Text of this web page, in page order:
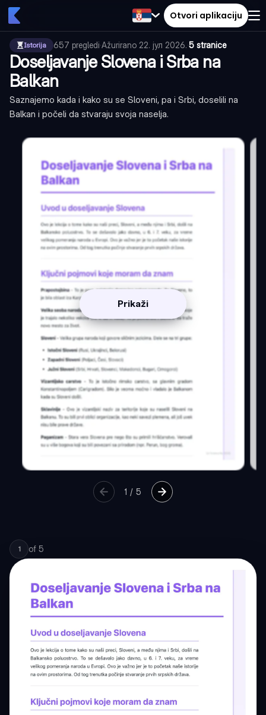
Otvori aplikaciju
Istorija 657 pregledi·Ažurirano 22. јул 2026.·5 stranice
Doseljavanje Slovena i Srba na
Balkan
Saznajemo kada i kako su se Sloveni, pa i Srbi, doselili na
Balkan i počeli da stvaraju svoja naselja.
Prikaži
1 /5
1 of 5